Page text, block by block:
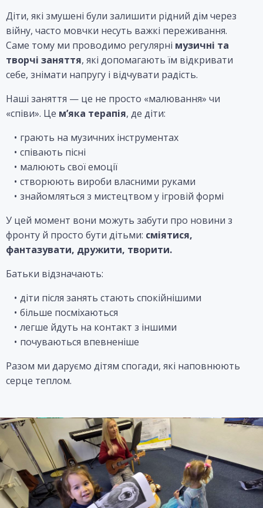
Діти, які змушені були залишити рідний дім через
війну, часто мовчки несуть важкі переживання.
Саме тому ми проводимо регулярні музичні та
творчі заняття, які допомагають їм відкривати
себе, знімати напругу і відчувати радість.
Наші заняття — це не просто «малювання» чи
«співи». Це м’яка терапія, де діти:
грають на музичних інструментах
співають пісні
малюють свої емоції
створюють вироби власними руками
знайомляться з мистецтвом у ігровій формі
У цей момент вони можуть забути про новини з
фронту й просто бути дітьми: сміятися,
фантазувати, дружити, творити.
Батьки відзначають:
діти після занять стають спокійнішими
більше посміхаються
легше йдуть на контакт з іншими
почуваються впевненіше
Разом ми даруємо дітям спогади, які наповнюють
серце теплом.